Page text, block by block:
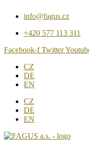
zum
wechseln
info@fagus.cz
+420 577 113 311
Facebook-f Twitter
CZ
DE
EN
CZ
DE
EN